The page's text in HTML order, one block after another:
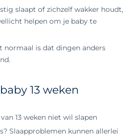
slaapt of zichzelf wakker houdt,
helpen om je baby te
normaal is dat dingen anders
13 weken
13 weken niet wil slapen
Slaapproblemen kunnen allerlei